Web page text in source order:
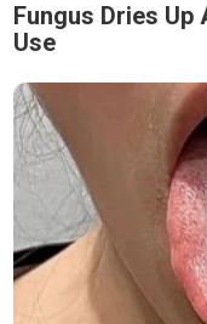
Fungus Dries
Use